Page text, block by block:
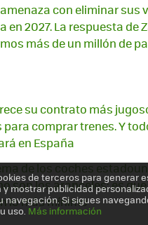
con eliminar sus
en 2027. La respuesta de
más de un millón de
su contrato más
para comprar trenes. Y
en España
de los coches
son los aranceles: es
lo más mínimo
de terceros para generar
y mostrar publicidad
navegación. Si sigues
uso.Más información